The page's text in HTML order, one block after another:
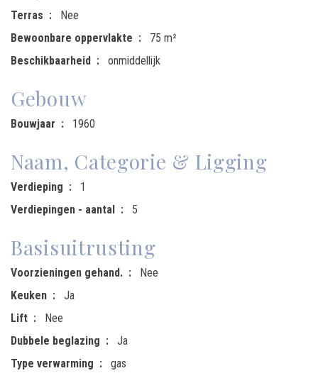
Terras
Nee
Bewoonbare oppervlakte
75 m²
Beschikbaarheid
onmiddellijk
Gebouw
Bouwjaar 1960
Naam, Categorie & Ligging
Verdieping
1
Verdiepingen - aantal
5
Basisuitrusting
Voorzieningen gehand.
Nee
Keuken
Ja
Lift
Nee
Dubbele beglazing
Ja
Type verwarming
gas